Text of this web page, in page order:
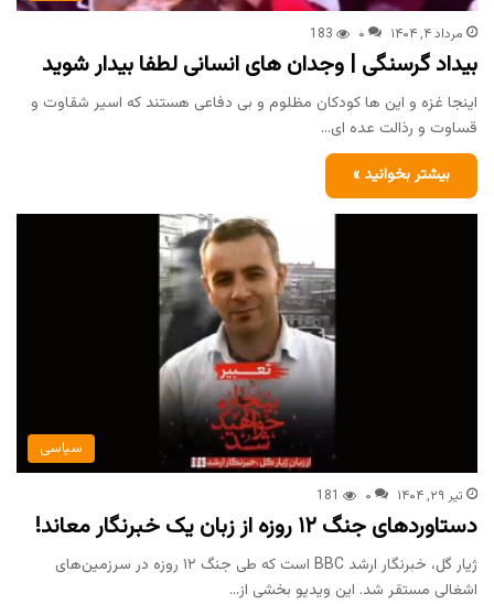
مرداد ۴, ۱۴۰۴ ۰ 183
بیداد گرسنگی | وجدان های انسانی لطفا بیدار شوید
اینجا غزه و این ها کودکان مظلوم و بی دفاعی هستند که اسیر شقاوت و
قساوت و رذالت عده ای…
بیشتر بخوانید »
سیاسی
تیر ۲۹, ۱۴۰۴ ۰ 181
دستاوردهای جنگ ۱۲ روزه از زبان یک خبرنگار معاند!
ژیار گل، خبرنگار ارشد BBC است که طی جنگ ۱۲ روزه در سرزمین‌های
اشغالی مستقر شد. این ویدیو بخشی از…